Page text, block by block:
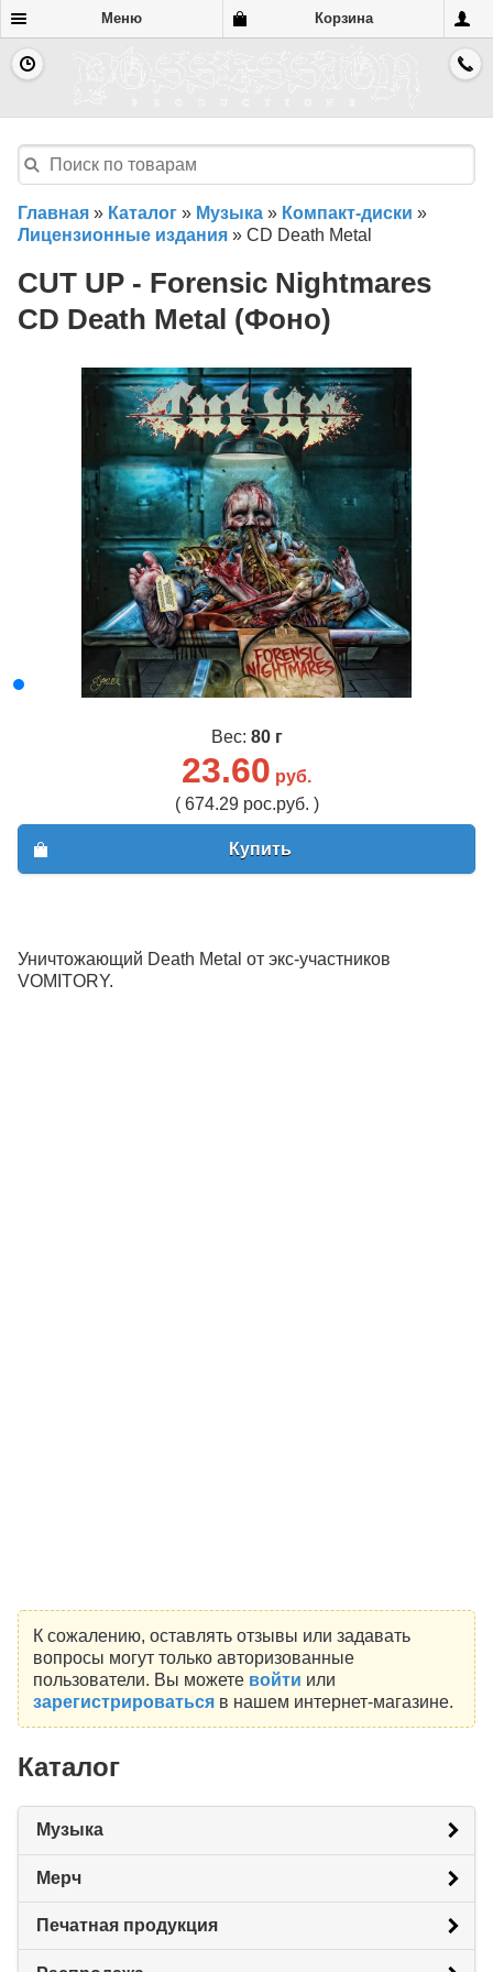
Меню Корзина
Главная » Каталог » Музыка » Компакт-диски »
Лицензионные издания » CD Death Metal
CUT UP - Forensic Nightmares
CD Death Metal (Фоно)
Вес: 80 г
23.60 руб.
( 674.29 рос.руб. )
Купить
Уничтожающий Death Metal от экс-участников
VOMITORY.
К сожалению, оставлять отзывы или задавать
вопросы могут только авторизованные
пользователи. Вы можете войти или
зарегистрироватьсяв нашем интернет-магазине.
Каталог
Музыка
Мерч
Печатная продукция